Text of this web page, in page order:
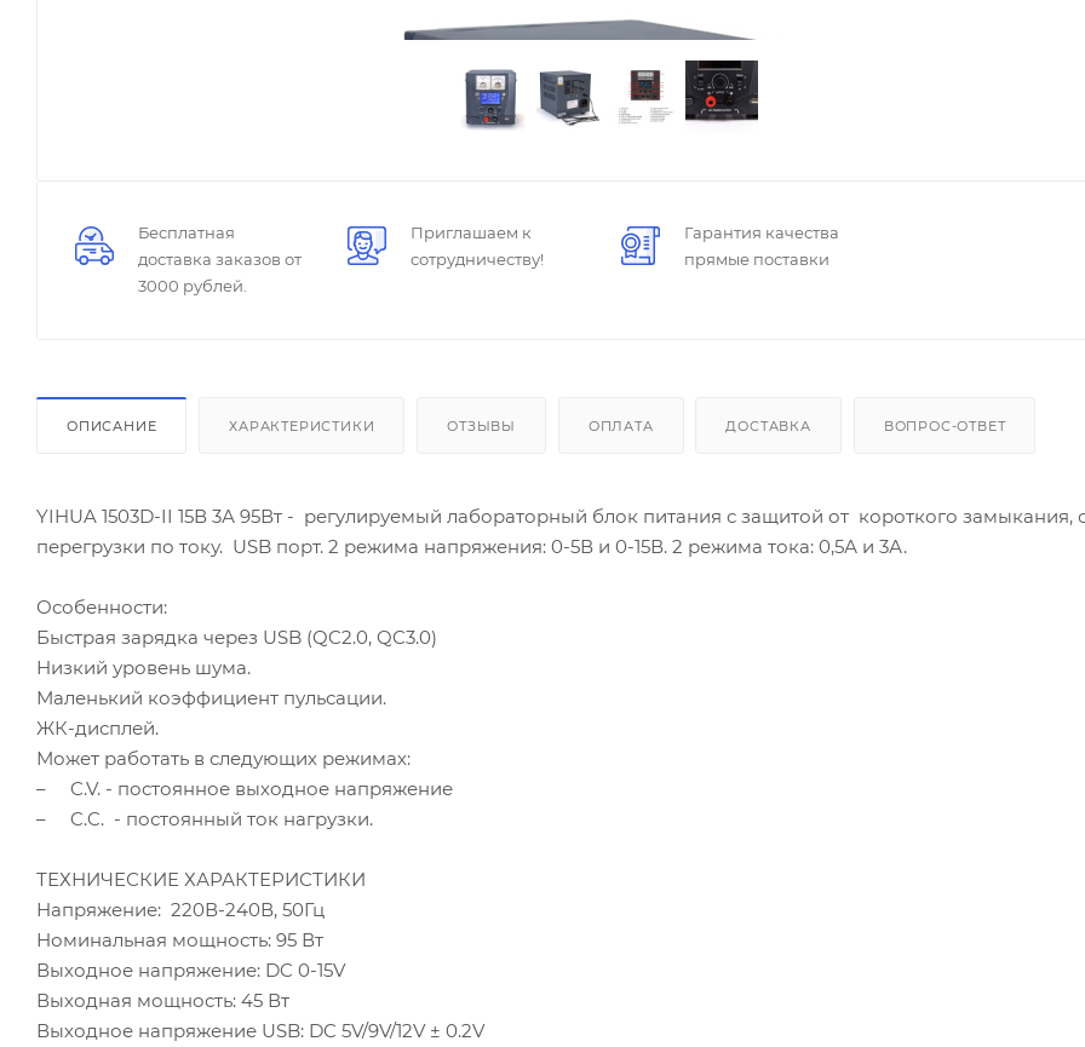
Бесплатная
доставка заказов от
3000 рублей.
Приглашаем к
сотрудничеству!
Гарантия качества
прямые поставки
ОПИСАНИЕ ХАРАКТЕРИСТИКИ ОТЗЫВЫ ОПЛАТА ДОСТАВКА ВОПРОС-ОТВЕТ
YIHUA 1503D-II 15В 3А 95Вт - регулируемый лабораторный блок питания с защитой от короткого замыкания,
перегрузки по току. USB порт. 2 режима напряжения: 0-5В и 0-15В. 2 режима тока: 0,5А и 3А.
Особенности:
Быстрая зарядка через USB (QC2.0, QC3.0)
Низкий уровень шума.
Маленький коэффициент пульсации.
ЖК-дисплей.
Может работать в следующих режимах:
– C.V. - постоянное выходное напряжение
– C.C. - постоянный ток нагрузки.
ТЕХНИЧЕСКИЕ ХАРАКТЕРИСТИКИ
Напряжение: 220В-240В, 50Гц
Номинальная мощность: 95 Вт
Выходное напряжение: DC 0-15V
Выходная мощность: 45 Вт
Выходное напряжение USB: DC 5V/9V/12V ± 0.2V